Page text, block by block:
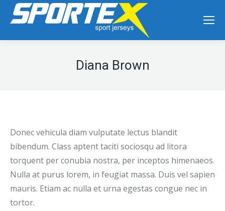
Diana Brown
Donec vehicula diam vulputate lectus blandit
bibendum. Class aptent taciti sociosqu ad litora
torquent per conubia nostra, per inceptos himenaeos.
Nulla at purus lorem, in feugiat massa. Duis vel sapien
mauris. Etiam ac nulla et urna egestas congue nec in
tortor.